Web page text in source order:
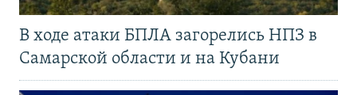
В ходе атаки БПЛА загорелись НПЗ в
Самарской области и на Кубани